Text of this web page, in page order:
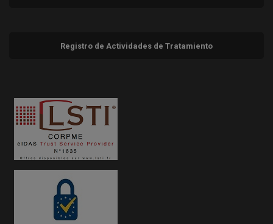
Registro de Actividades de Tratamiento